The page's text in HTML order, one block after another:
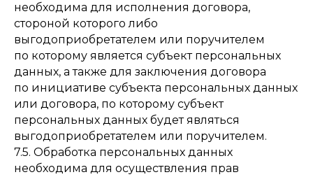
необходима для исполнения договора,
стороной которого либо
выгодоприобретателем или поручителем
по которому является субъект персональных
данных, а также для заключения договора
по инициативе субъекта персональных данных
или договора, по которому субъект
персональных данных будет являться
выгодоприобретателем или поручителем.
7.5. Обработка персональных данных
необходима для осуществления прав